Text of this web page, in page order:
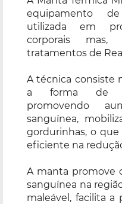
equipamento
utilizada em
corporais
tratamentos de
A técnica consiste
a forma de
promovendo
sanguínea,
gordurinhas, o
eficiente na
A manta promove
sanguínea na
maleável, facilita a